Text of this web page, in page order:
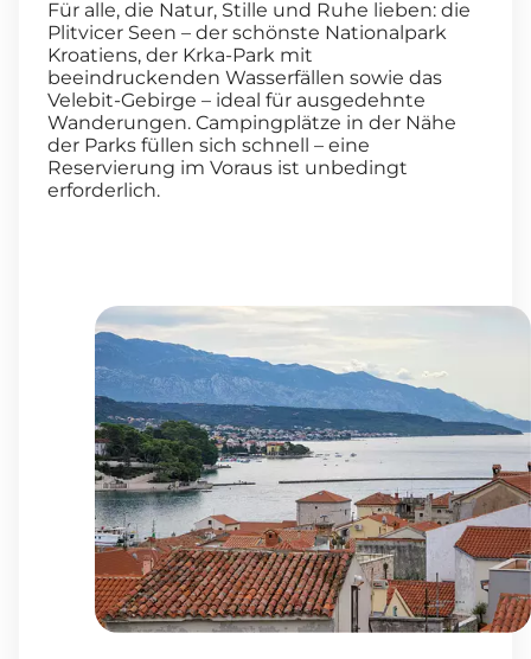
Für alle, die Natur, Stille und Ruhe lieben: die
Plitvicer Seen – der schönste Nationalpark
Kroatiens, der Krka-Park mit
beeindruckenden Wasserfällen sowie das
Velebit-Gebirge – ideal für ausgedehnte
Wanderungen. Campingplätze in der Nähe
der Parks füllen sich schnell – eine
Reservierung im Voraus ist unbedingt
erforderlich.